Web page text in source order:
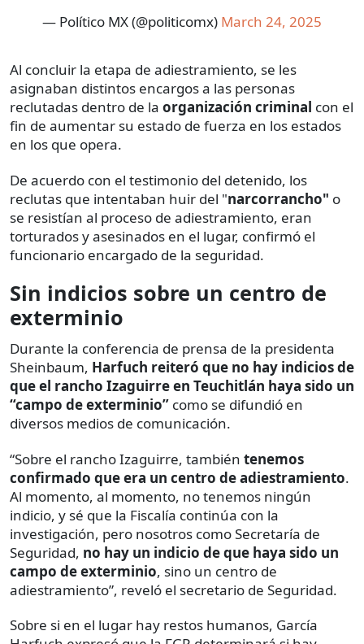
— Político MX (@politicomx) March 24, 2025
Al concluir la etapa de adiestramiento, se les
asignaban distintos encargos a las personas
reclutadas dentro de la organización criminal con el
fin de aumentar su estado de fuerza en los estados
en los que opera.
De acuerdo con el testimonio del detenido, los
reclutas que intentaban huir del "narcorrancho" o
se resistían al proceso de adiestramiento, eran
torturados y asesinados en el lugar, confirmó el
funcionario encargado de la seguridad.
Sin indicios sobre un centro de
exterminio
Durante la conferencia de prensa de la presidenta
Sheinbaum, Harfuch reiteró que no hay indicios de
que el rancho Izaguirre en Teuchitlán haya sido un
“campo de exterminio” como se difundió en
diversos medios de comunicación.
“Sobre el rancho Izaguirre, también tenemos
confirmado que era un centro de adiestramiento.
Al momento, al momento, no tenemos ningún
indicio, y sé que la Fiscalía continúa con la
investigación, pero nosotros como Secretaría de
Seguridad, no hay un indicio de que haya sido un
campo de exterminio, sino un centro de
adiestramiento”, reveló el secretario de Seguridad.
Sobre si en el lugar hay restos humanos, García